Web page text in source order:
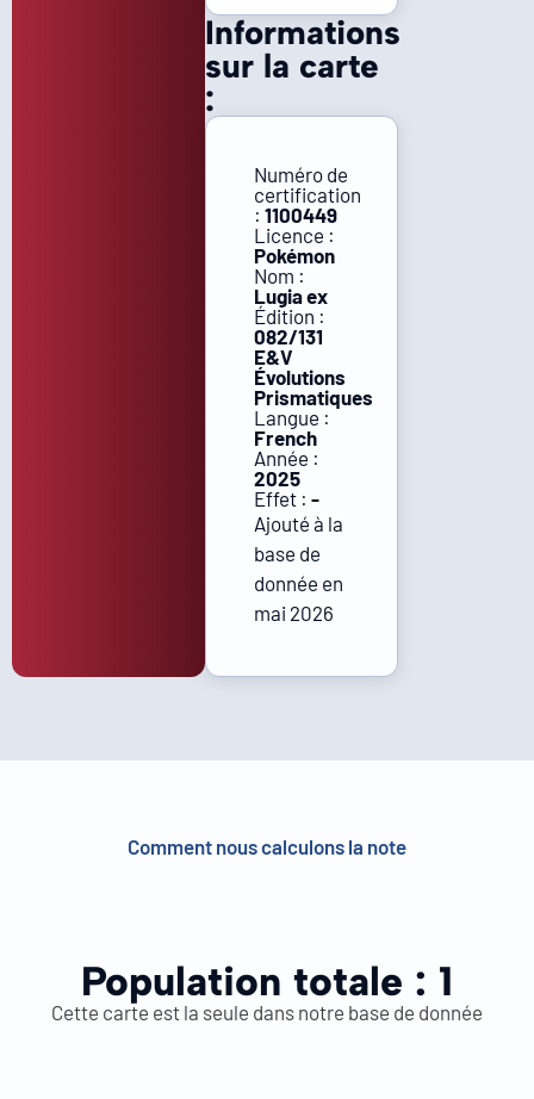
Informations
sur la carte
:
Numéro de
certification
: 1100449
Licence :
Pokémon
Nom :
Lugia ex
Édition :
082/131
E&V
Évolutions
Prismatiques
Langue :
French
Année :
2025
Effet : -
Ajouté à la
base de
donnée en
mai 2026
Comment nous calculons la note
Population totale : 1
Cette carte est la seule dans notre base de donnée